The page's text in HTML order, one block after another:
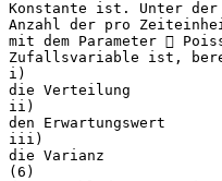
Konstante ist. Unter der
Anzahl der pro
mit dem Parameter 
Zufallsvariable ist,
i)
die Verteilung
ii)
den Erwartungswert
iii)
die Varianz
(6)